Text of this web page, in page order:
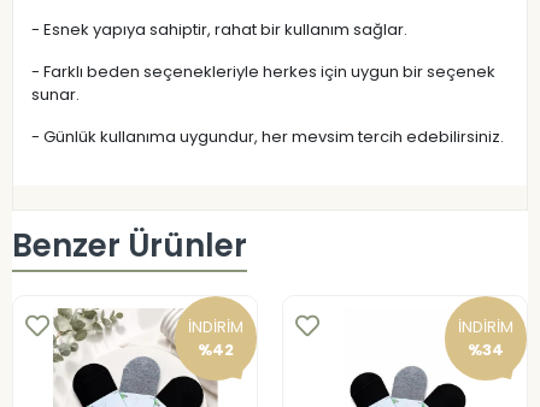
- Esnek yapıya sahiptir, rahat bir kullanım sağlar.
- Farklı beden seçenekleriyle herkes için uygun bir seçenek
sunar.
- Günlük kullanıma uygundur, her mevsim tercih edebilirsiniz.
Benzer Ürünler
İNDİRİM
%42
İNDİRİM
%34